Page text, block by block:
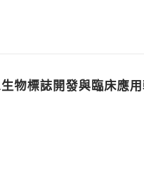
物標誌開發與臨床應